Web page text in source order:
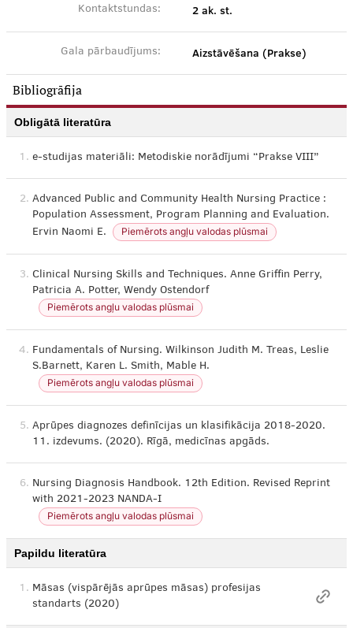
Kontaktstundas: 2 ak. st.
Gala pārbaudījums: Aizstāvēšana (Prakse)
Bibliogrāfija
Obligātā literatūra
1. e-studijas materiāli: Metodiskie norādījumi “Prakse VIII”
2. Advanced Public and Community Health Nursing Practice :
Population Assessment, Program Planning and Evaluation.
Ervin Naomi E.
Piemērots angļu valodas plūsmai
3. Clinical Nursing Skills and Techniques. Anne Griffin Perry,
Patricia A. Potter, Wendy Ostendorf
Piemērots angļu valodas plūsmai
4. Fundamentals of Nursing. Wilkinson Judith M. Treas, Leslie
S.Barnett, Karen L. Smith, Mable H.
Piemērots angļu valodas plūsmai
5. Aprūpes diagnozes definīcijas un klasifikācija 2018-2020.
11. izdevums. (2020). Rīgā, medicīnas apgāds.
6. Nursing Diagnosis Handbook. 12th Edition. Revised Reprint
with 2021-2023 NANDA-I
Piemērots angļu valodas plūsmai
Papildu literatūra
1. Māsas (vispārējās aprūpes māsas) profesijas
standarts (2020)